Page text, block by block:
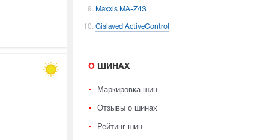
Maxxis MA-Z4S
Gislaved ActiveControl
О ШИНАХ
Маркировка шин
Отзывы о шинах
Рейтинг шин